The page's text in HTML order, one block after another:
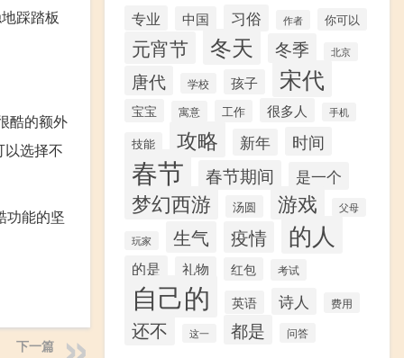
踩踏板
酷的额外
选择不
功能的坚
下一篇
专业 中国 习俗 作者 你可以
元宵节 冬天 冬季 北京
唐代 学校 孩子 宋代
宝宝 寓意 工作 很多人 手机
技能 攻略 新年 时间
春节 春节期间 是一个
梦幻西游 汤圆 游戏 父母
玩家 生气 疫情 的人
的是 礼物 红包 考试
自己的 英语 诗人 费用
还不 这一 都是 问答